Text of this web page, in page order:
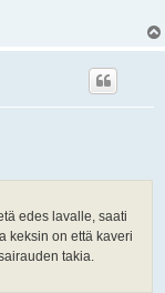
edes lavalle, saati
keksin on että kaveri
takia.